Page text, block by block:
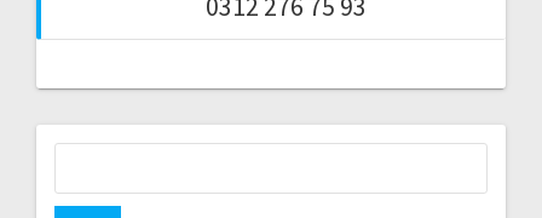
0312 276 75 93